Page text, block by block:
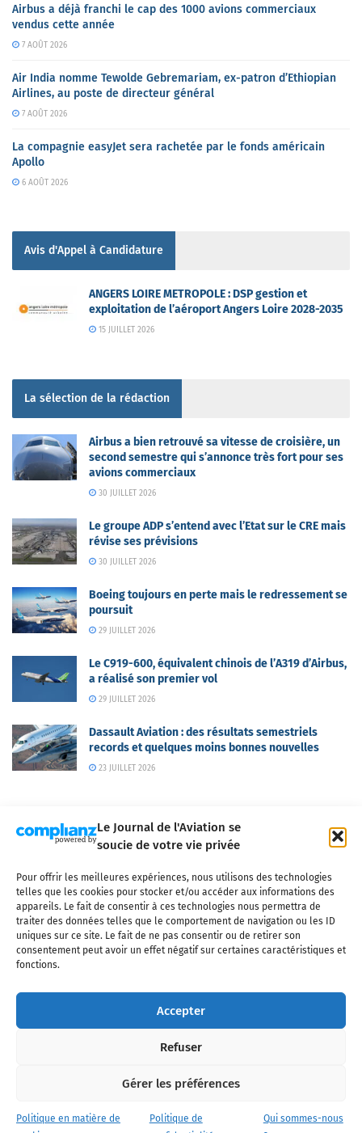
Le Journal de l'Aviation se
soucie de votre vie privée
Pour offrir les meilleures expériences, nous utilisons des technologies
telles que les cookies pour stocker et/ou accéder aux informations des
appareils. Le fait de consentir à ces technologies nous permettra de
traiter des données telles que le comportement de navigation ou les ID
uniques sur ce site. Le fait de ne pas consentir ou de retirer son
consentement peut avoir un effet négatif sur certaines caractéristiques et
fonctions.
Accepter
Refuser
Gérer les préférences
Politique en matière de
Politique de
Qui sommes-nous
Airbus a déjà franchi le cap des 1000 avions commerciaux
vendus cette année
7 AOÛT 2026
Air India nomme Tewolde Gebremariam, ex-patron d’Ethiopian
Airlines, au poste de directeur général
7 AOÛT 2026
La compagnie easyJet sera rachetée par le fonds américain
Apollo
6 AOÛT 2026
Avis d'Appel à Candidature
ANGERS LOIRE METROPOLE : DSP gestion et
exploitation de l’aéroport Angers Loire 2028-2035
15 JUILLET 2026
La sélection de la rédaction
Airbus a bien retrouvé sa vitesse de croisière, un
second semestre qui s’annonce très fort pour ses
avions commerciaux
30 JUILLET 2026
Le groupe ADP s’entend avec l’Etat sur le CRE mais
révise ses prévisions
30 JUILLET 2026
Boeing toujours en perte mais le redressement se
poursuit
29 JUILLET 2026
Le C919-600, équivalent chinois de l’A319 d’Airbus,
a réalisé son premier vol
29 JUILLET 2026
Dassault Aviation : des résultats semestriels
records et quelques moins bonnes nouvelles
23 JUILLET 2026
Qui sommes-nous ? Nous contacter
Partenaires
Mentions légales
CGV Politique de confidentialité Cookies
l'industrie aéronautique, l'aviation commerciale, l'aviation d'affaires, les
services MRO et après-vente, le financement et la location d'aéronefs
civils, l'aéronautique de défense et l'industrie spatiale. Toute reproduction,
interdite sans autorisation écrite spécifique du Journal de l’Aviation.